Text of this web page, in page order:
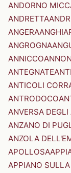
ANDORNO
ANDRETTA
ANGERA
ANGROGNA
ANNICCO
ANTEGNATE
ANTICOLI
ANTRODOCO
ANVERSA DEGLI
ANZANO DI
ANZOLA
APOLLOSA
APPIANO